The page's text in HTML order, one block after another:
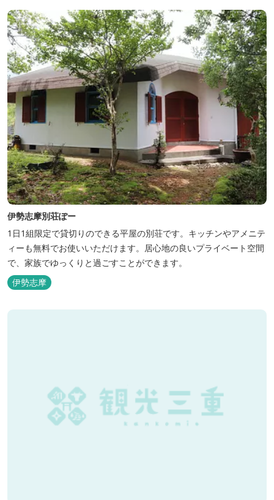
「珠光の湯」「和みの湯」が 至福の癒しへとお誘い致します。 す
がす...
伊勢志摩別荘ぽー
1日1組限定で貸切りのできる平屋の別荘です。キッチンやアメニテ
ィーも無料でお使いいただけます。居心地の良いプライベート空間
で、家族でゆっくりと過ごすことができます。
伊勢志摩